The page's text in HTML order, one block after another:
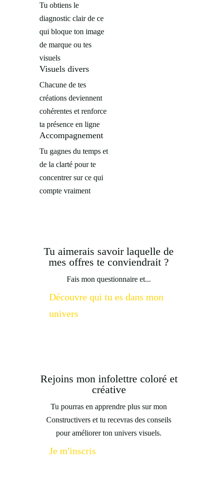
Tu obtiens le
diagnostic clair de ce
qui bloque ton image
de marque ou tes
visuels
Visuels divers
Chacune de tes
créations deviennent
cohérentes et renforce
ta présence en ligne
Accompagnement
Tu gagnes du temps et
de la clarté pour te
concentrer sur ce qui
compte vraiment
Tu aimerais savoir laquelle de
mes offres te conviendrait ?
Fais mon questionnaire et...
Découvre qui tu es dans mon
univers
Rejoins mon infolettre coloré et
créative
Tu pourras en apprendre plus sur mon
Constructivers et tu recevras des conseils
pour améliorer ton univers visuels.
Je m'inscris